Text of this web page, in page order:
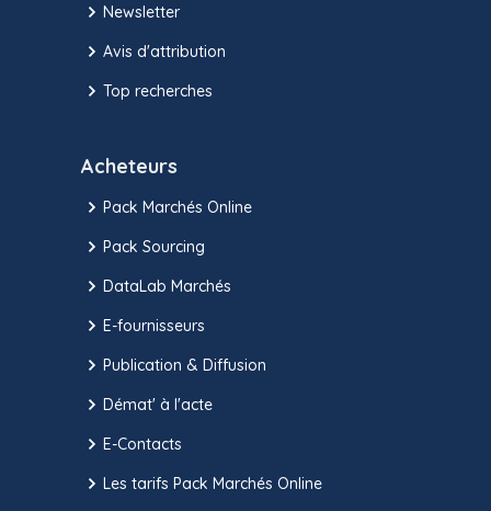
Newsletter
Avis d'attribution
Top recherches
Acheteurs
Pack Marchés Online
Pack Sourcing
DataLab Marchés
E-fournisseurs
Publication & Diffusion
Démat' à l'acte
E-Contacts
Les tarifs Pack Marchés Online